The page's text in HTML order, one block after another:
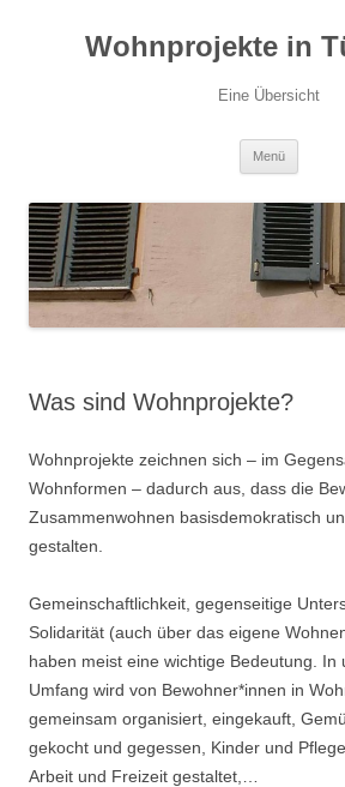
springenWohnprojekte in
Eine Übersicht
Menü
Was sind Wohnprojekte?
Wohnprojekte zeichnen sich – im
Wohnformen – dadurch aus, dass die
Zusammenwohnen basisdemokratisch
gestalten.
Gemeinschaftlichkeit, gegenseitige
Solidarität (auch über das eigene
haben meist eine wichtige Bedeutung. In
Umfang wird von Bewohner*innen in
gemeinsam organisiert, eingekauft,
gekocht und gegessen, Kinder und
Arbeit und Freizeit gestaltet,…